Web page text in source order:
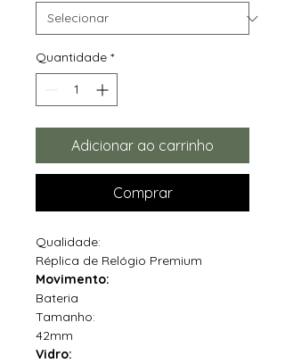
Quantidade *
Adicionar ao carrinho
Comprar
Qualidade:
Réplica de Relógio Premium
Movimento:
Bateria
Tamanho:
42mm
Vidro: